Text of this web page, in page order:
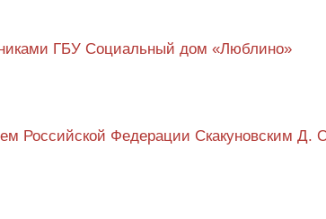
ГБУ Социальный дом «Люблино»
Российской Федерации Скакуновским Д.